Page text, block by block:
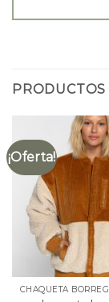
¡Oferta!